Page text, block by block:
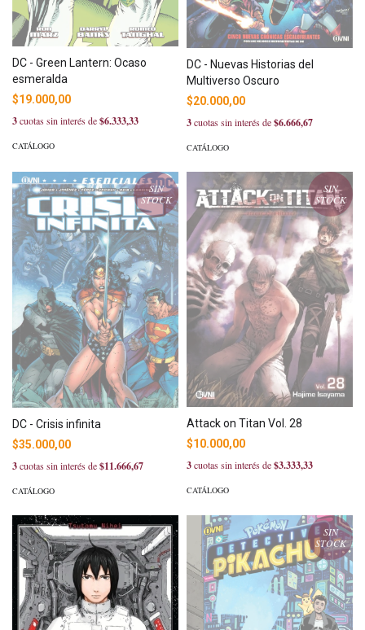
DC - Green Lantern: Ocaso
esmeralda
$19.000,00
3cuotas sin interés de$6.333,33
CATÁLOGO
DC - Nuevas Historias del
Multiverso Oscuro
$20.000,00
3cuotas sin interés de$6.666,67
CATÁLOGO
SIN
STOCK
DC - Crisis infinita
$35.000,00
3cuotas sin interés de$11.666,67
CATÁLOGO
SIN
STOCK
Attack on Titan Vol. 28
$10.000,00
3cuotas sin interés de$3.333,33
CATÁLOGO
SIN
STOCK